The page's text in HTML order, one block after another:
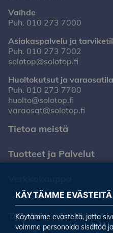
Vaihde
Puh. 010 273 7000
Asiakaspalvelu ja
Puh. 010 273 7002
solotop@solotop.fi
Huoltokutsut ja
Puh. 010 273 7700
huolto@solotop.fi
varaosat@solotop.fi
Tietoa meistä
Tuotteet ja Palvelut
Tilaa uutiskirjeemme
KÄYTÄMME EVÄSTEITÄ
Käytämme evästeitä, jotta
voimme personoida sisältöä